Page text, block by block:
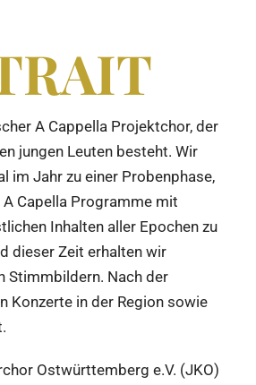
A Cappella Projektchor, der
jungen Leuten besteht. Wir
im Jahr zu einer Probenphase,
Capella Programme mit
Inhalten aller Epochen zu
dieser Zeit erhalten wir
Stimmbildern. Nach der
Konzerte in der Region sowie
Ostwürttemberg e.V. (JKO)